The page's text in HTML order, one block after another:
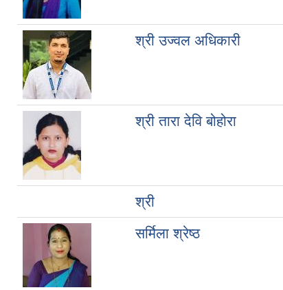
श्री उज्वल अधिकारी
श्री तारा देवि बोहोरा
श्री
सर्मिला श्रेष्ठ